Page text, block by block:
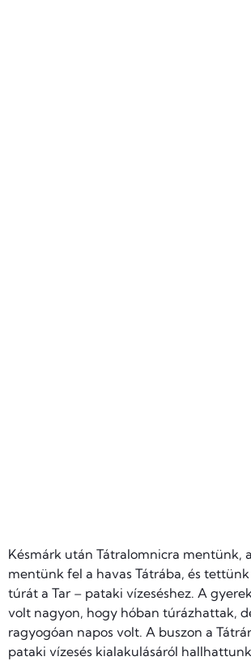
Késmárk után Tátralomnicra mentünk,
mentünk fel a havas Tátrába, és
túrát a Tar – pataki vízeséshez. A
volt nagyon, hogy hóban túrázhattak,
ragyogóan napos volt. A buszon a
pataki vízesés kialakulásáról